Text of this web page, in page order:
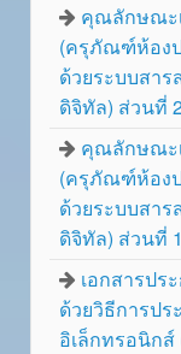
คุณลักษณะ
(ครุภัณฑ์ห้อง
ด้วยระบบสาร
ดิจิทัล) ส่วนที่
คุณลักษณะ
(ครุภัณฑ์ห้อง
ด้วยระบบสาร
ดิจิทัล) ส่วนที่ 1
เอกสารปร
ด้วยวิธีการปร
อิเล็กทรอนิกส์